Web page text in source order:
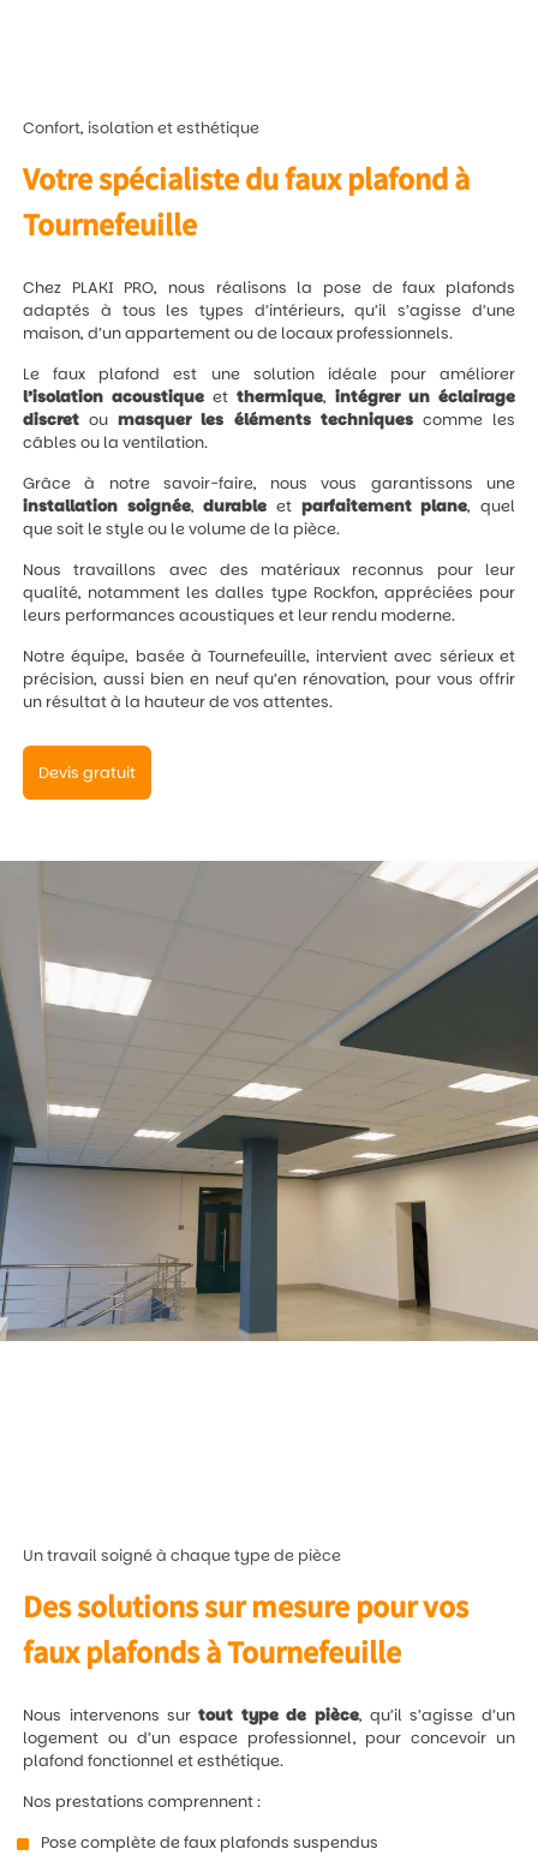
Confort, isolation et esthétique
Votre spécialiste du faux plafond à
Tournefeuille
Chez PLAKI PRO, nous réalisons la pose de faux plafonds
adaptés à tous les types d’intérieurs, qu’il s’agisse d’une
maison, d’un appartement ou de locaux professionnels.
Le faux plafond est une solution idéale pour améliorer
l’isolation acoustique et thermique, intégrer un éclairage
discret ou masquer les éléments techniquescomme les
câbles ou la ventilation.
Grâce à notre savoir-faire, nous vous garantissons une
installation soignée,durable et parfaitement plane, quel
que soit le style ou le volume de la pièce.
Nous travaillons avec des matériaux reconnus pour leur
qualité, notamment les dalles type Rockfon, appréciées pour
leurs performances acoustiques et leur rendu moderne.
Notre équipe, basée à Tournefeuille, intervient avec sérieux et
précision, aussi bien en neuf qu’en rénovation, pour vous offrir
un résultat à la hauteur de vos attentes.
Devis gratuit
Un travail soigné à chaque type de pièce
Des solutions sur mesure pour vos
faux plafonds à Tournefeuille
Nous intervenons surtout type de pièce, qu’il s’agisse d’un
logement ou d’un espace professionnel, pour concevoir un
plafond fonctionnel et esthétique.
Nos prestations comprennent :
Pose complète de faux plafonds suspendus